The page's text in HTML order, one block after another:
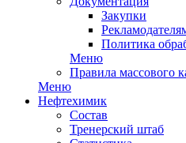
Закупки
Политика
Меню
Правила массового
Меню
Нефтехимик
Состав
Тренерский штаб